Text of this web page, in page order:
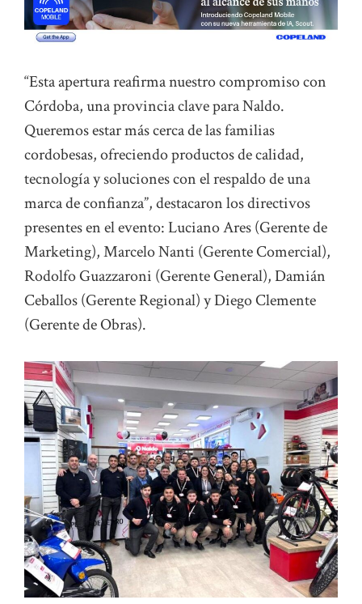
“Esta apertura reafirma nuestro compromiso con
Córdoba, una provincia clave para Naldo.
Queremos estar más cerca de las familias
cordobesas, ofreciendo productos de calidad,
tecnología y soluciones con el respaldo de una
marca de confianza”, destacaron los directivos
presentes en el evento: Luciano Ares (Gerente de
Marketing), Marcelo Nanti (Gerente Comercial),
Rodolfo Guazzaroni (Gerente General), Damián
Ceballos (Gerente Regional) y Diego Clemente
(Gerente de Obras).